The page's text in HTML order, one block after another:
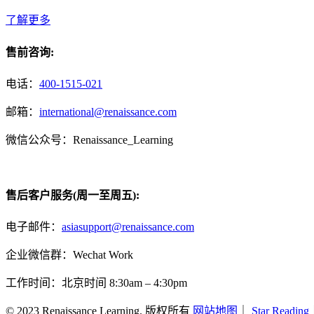
了解更多
售前咨询:
电话： 400-1515-021
邮箱： international@renaissance.com
微信公众号：Renaissance_Learning
售后客户服务(周一至周五):
电子邮件： asiasupport@renaissance.com
企业微信群：Wechat Work
工作时间：北京时间 8:30am – 4:30pm
© 2023 Renaissance Learning. 版权所有 网站地图 Star Reading